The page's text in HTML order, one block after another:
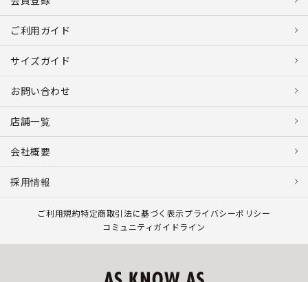
ご利用ガイド
サイズガイド
お問い合わせ
店舗一覧
会社概要
採用情報
ご利用規約特定商取引法に基づく表示プライバシーポリシー
コミュニティガイドライン